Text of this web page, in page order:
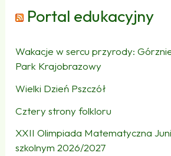
Portal edukacyjny
Wakacje w sercu przyrody:
Park Krajobrazowy
Wielki Dzień Pszczół
Cztery strony folkloru
XXII Olimpiada Matematyczna
szkolnym 2026/2027